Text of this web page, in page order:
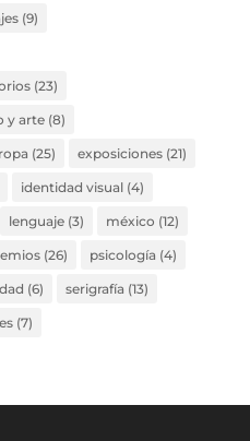
(9)
(23)
y arte(8)
(25) exposiciones(21)
identidad visual(4)
lenguaje(3) méxico (12)
(26) psicología (4)
(6) serigrafía (13)
(7)